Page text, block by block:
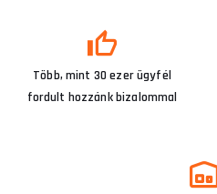
Több, mint 30 ezer ügyfél
fordult hozzánk bizalommal